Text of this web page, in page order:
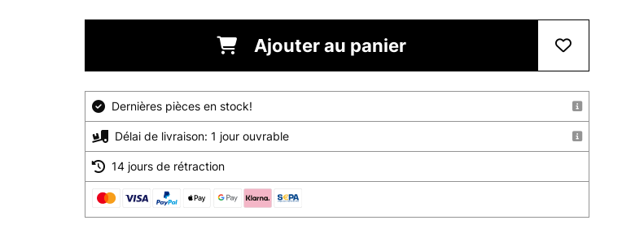
Ajouter au panier
Dernières pièces en stock!
Délai de livraison: 1 jour ouvrable
14 jours de rétraction